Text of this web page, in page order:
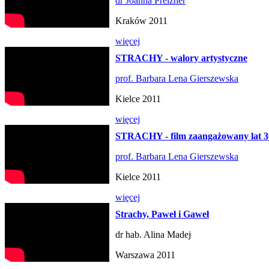
Kraków 2011
więcej
STRACHY - walory artystyczne
prof. Barbara Lena Gierszewska
Kielce 2011
więcej
STRACHY - film zaangażowany lat
prof. Barbara Lena Gierszewska
Kielce 2011
więcej
Strachy, Paweł i Gaweł
dr hab. Alina Madej
Warszawa 2011